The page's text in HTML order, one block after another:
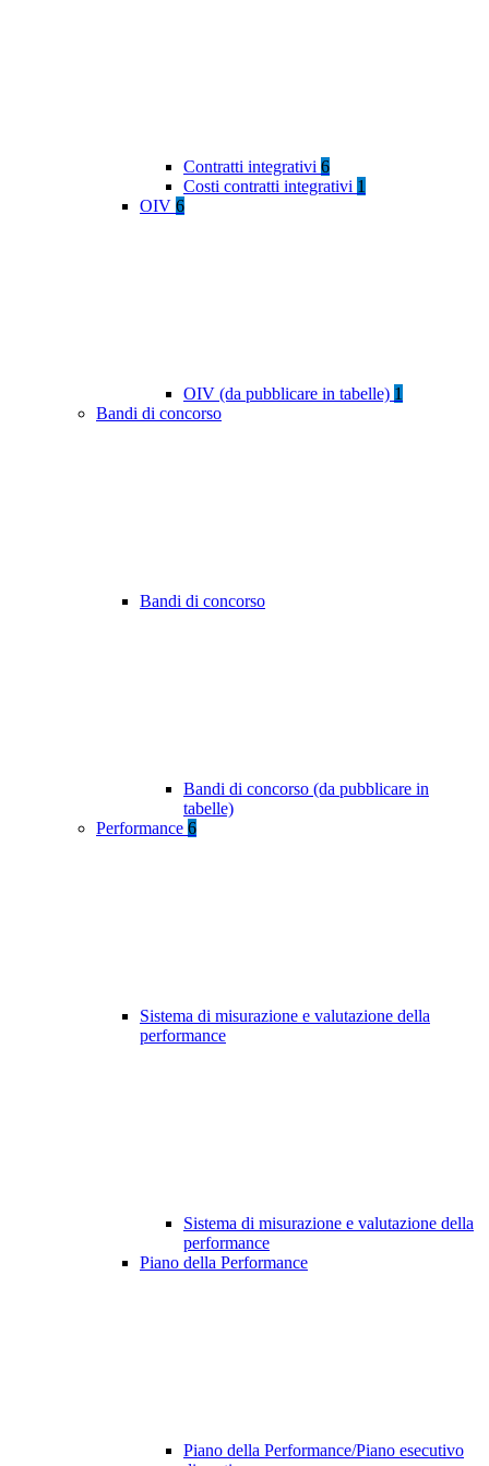
Contratti integrativi 6
Costi contratti integrativi 1
OIV 6
OIV (da pubblicare in tabelle) 1
Bandi di concorso
Bandi di concorso
Bandi di concorso (da pubblicare in
tabelle)
Performance 6
Sistema di misurazione e valutazione della
performance
Sistema di misurazione e valutazione della
performance
Piano della Performance
Piano della Performance/Piano esecutivo